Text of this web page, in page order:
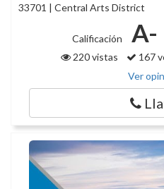
33701 | Central Arts District
Calificación A-
220 vistas
167
Ver